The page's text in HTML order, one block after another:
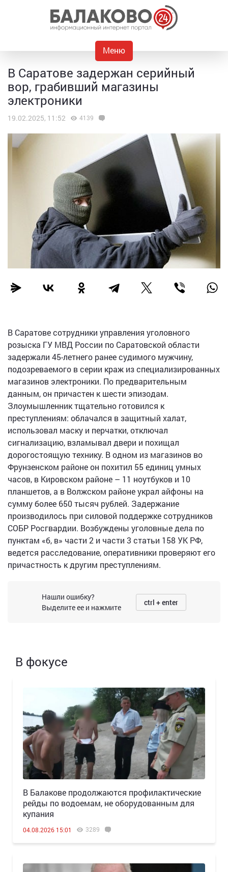
Меню
В Саратове задержан серийный
вор, грабивший магазины
электроники
19.02.2025, 11:52 4139
В Саратове сотрудники управления уголовного
розыска ГУ МВД России по Саратовской области
задержали 45-летнего ранее судимого мужчину,
подозреваемого в серии краж из специализированных
магазинов электроники. По предварительным
данным, он причастен к шести эпизодам.
Злоумышленник тщательно готовился к
преступлениям: облачался в защитный халат,
использовал маску и перчатки, отключал
сигнализацию, взламывал двери и похищал
дорогостоящую технику. В одном из магазинов во
Фрунзенском районе он похитил 55 единиц умных
часов, в Кировском районе – 11 ноутбуков и 10
планшетов, а в Волжском районе украл айфоны на
сумму более 650 тысяч рублей. Задержание
производилось при силовой поддержке сотрудников
СОБР Росгвардии. Возбуждены уголовные дела по
пунктам «б, в» части 2 и части 3 статьи 158 УК РФ,
ведется расследование, оперативники проверяют его
причастность к другим преступлениям.
Нашли ошибку?
Выделите ее и нажмите
ctrl + enter
В фокусе
В Балакове продолжаются профилактические
рейды по водоемам, не оборудованным для
купания
04.08.2026 15:01 3289